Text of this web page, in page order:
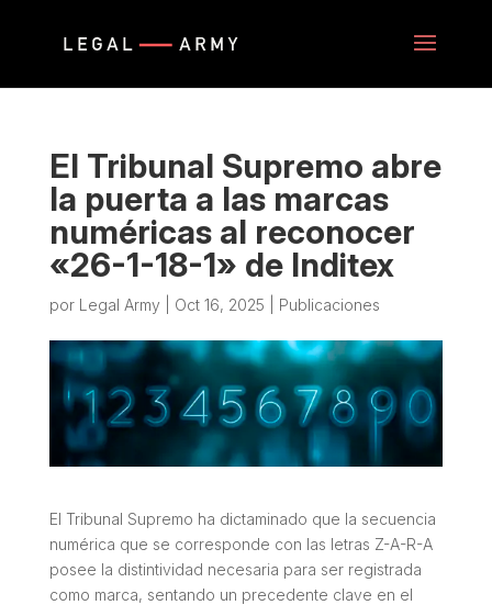
El Tribunal Supremo abre
la puerta a las marcas
numéricas al reconocer
«26-1-18-1» de Inditex
por Legal Army Oct 16, 2025 Publicaciones
El Tribunal Supremo ha dictaminado que la secuencia
numérica que se corresponde con las letras Z-A-R-A
posee la distintividad necesaria para ser registrada
como marca, sentando un precedente clave en el